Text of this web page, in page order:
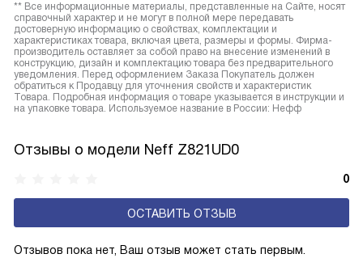
** Все информационные материалы, представленные на Сайте, носят
справочный характер и не могут в полной мере передавать
достоверную информацию о свойствах, комплектации и
характеристиках товара, включая цвета, размеры и формы. Фирма-
производитель оставляет за собой право на внесение изменений в
конструкцию, дизайн и комплектацию товара без предварительного
уведомления. Перед оформлением Заказа Покупатель должен
обратиться к Продавцу для уточнения свойств и характеристик
Товара. Подробная информация о товаре указывается в инструкции и
на упаковке товара. Используемое название в России: Нефф
Отзывы о модели Neff Z821UD0
0
ОСТАВИТЬ ОТЗЫВ
Отзывов пока нет, Ваш отзыв может стать первым.